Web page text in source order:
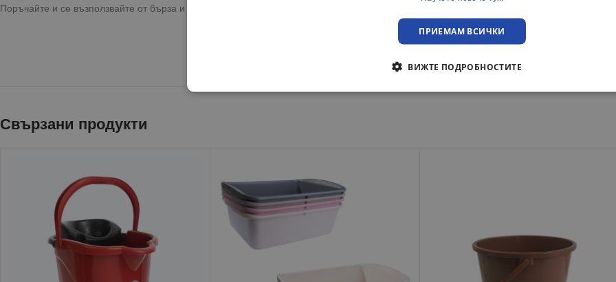
Поръчайте и се възползвайте от бърза и сигурна доставка на посочения от Вас адрес с препоръчителна опция преглед!
Свързани продукти
ПРИЕМАМ ВСИЧКИ
ВИЖТЕ ПОДРОБНОСТИТЕ